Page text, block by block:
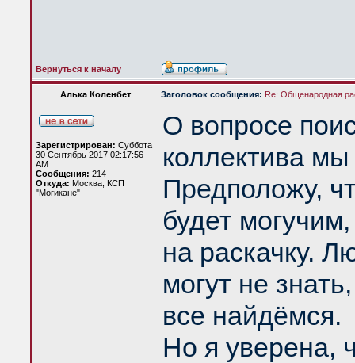
Вернуться к началу
Алька Коленбет Заголовок сообщения: Re: Общенародная
Зарегистрирован: Суббота
30 Сентябрь 2017 02:17:56
AM
Сообщения: 214
Откуда: Москва, КСП
"Могикане"
О вопросе
коллектива
Предположу,
будет
на раскачку.
могут не
все найдёмся.
Но я уверена,